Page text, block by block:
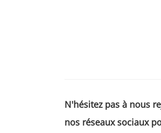
N'hésitez pas à nous
nos réseaux sociaux